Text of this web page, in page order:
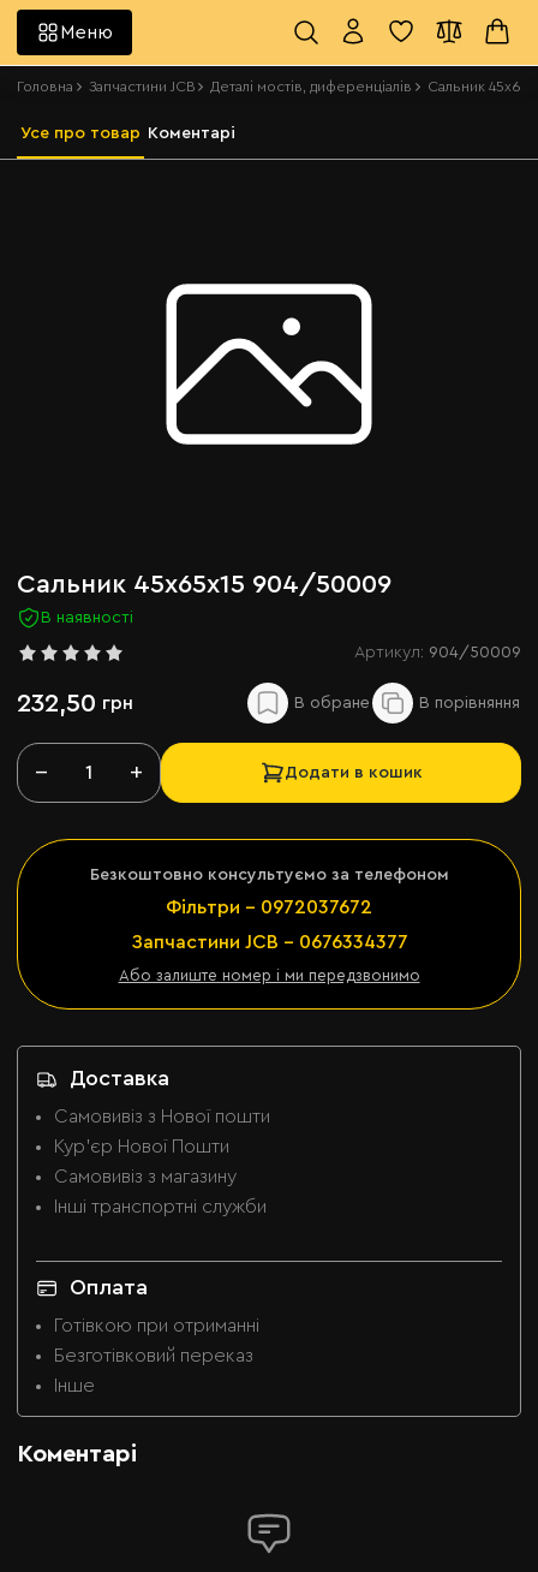
Меню
Головна Запчастини JCB Деталі мостів, диференціалів Сальник
Усе про товар Коментарі
Сальник 45х65х15 904/50009
В наявності
Артикул: 904/50009
232,50 грн
− + Додати в кошик
Безкоштовно консультуємо за телефоном
Фільтри - 0972037672
Запчастини JCB - 0676334377
Або залиште номер і ми передзвонимо
Доставка
Самовивіз з Нової пошти
Кур'єр Нової Пошти
Самовивіз з магазину
Інші транспортні служби
Оплата
Готівкою при отриманні
Безготівковий переказ
Інше
Коментарі